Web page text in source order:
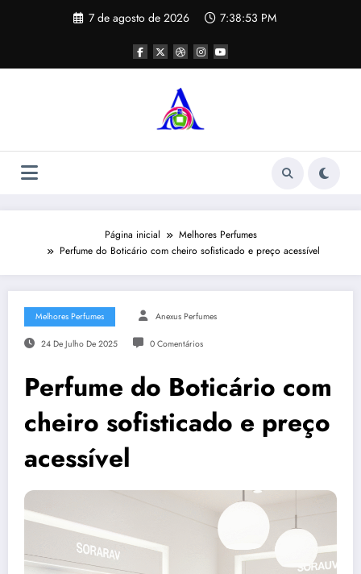
7 de agosto de 2026 7:38:54 PM
Página inicial
Melhores Perfumes
Perfume do Boticário com cheiro sofisticado e preço acessível
Melhores Perfumes Anexus Perfumes
24 De Julho De 2025 0 Comentários
Perfume do Boticário com
cheiro sofisticado e preço
acessível